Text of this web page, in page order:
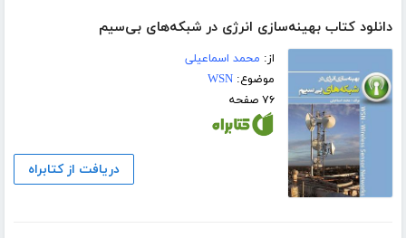
دانلود کتاب بهینه‌سازی انرژی در شبکه‌های بی‌سیم
از: محمد اسماعیلی
موضوع:WSN
۷۶ صفحه
دریافت از کتابراه